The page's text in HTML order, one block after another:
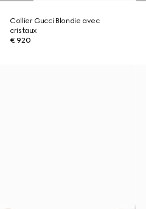
Collier Gucci Blondie avec
cristaux
€ 920